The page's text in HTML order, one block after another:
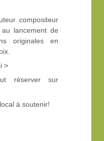
compositeur
lancement de
originales en
>
réserver sur
à soutenir!